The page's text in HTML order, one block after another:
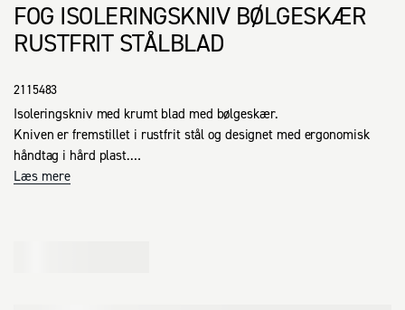
FOG ISOLERINGSKNIV BØLGESKÆR
RUSTFRIT STÅLBLAD
2115483
Isoleringskniv med krumt blad med bølgeskær.
Kniven er fremstillet i rustfrit stål og designet med ergonomisk
håndtag i hård plast.
280 mm
Læs mere